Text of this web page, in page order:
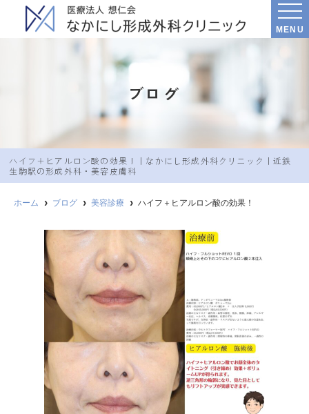
MENU
ブログ
ハイフ＋ヒアルロン酸の効果！｜なかにし︎形成外科クリニック｜近鉄
生駒駅の形成外科・美容皮膚科
ホーム ブログ 美容診療 ハイフ＋ヒアルロン酸の効果！